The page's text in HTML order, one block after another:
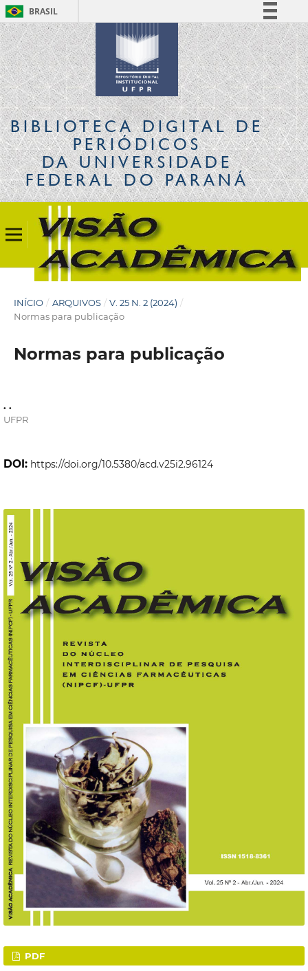
BRASIL
Simplifique!
Comunica BR
Participe
Acesso à informação
Legislação
Canais
BIBLIOTECA DIGITALDE
PERIÓDICOS
DA UNIVERSIDADE
FEDERAL DO PARANÁ
INÍCIO / ARQUIVOS / V. 25 N. 2 (2024) /
Normas para publicação
Normas para publicação
. .
UFPR
DOI: https://doi.org/10.5380/acd.v25i2.96124
PDF